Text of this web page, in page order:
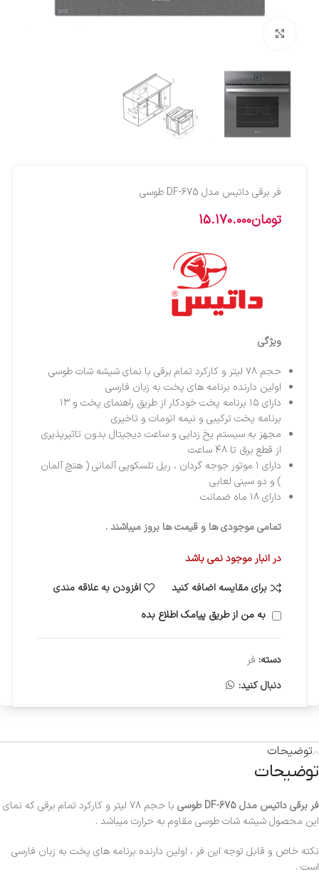
فر برقی داتیس مدل DF-675 طوسی
تومان15.170.000
ویژگی
حجم ۷۸ لیتر و کارکرد تمام برقی با نمای شیشه شات طوسی
اولین دارنده برنامه های پخت به زبان فارسی
دارای ۱۵ برنامه پخت خودکار از طریق راهنمای پخت و ۱۳
برنامه پخت ترکیبی و نیمه اتومات و تاخیری
مجهز به سیستم یخ زدایی و ساعت دیجیتال بدون تاثیرپذیری
از قطع برق تا ۴۸ ساعت
دارای ۱ موتور جوجه گردان ، ریل تلسکوپی آلمانی ( هتچ آلمان
) و دو سینی لعابی
دارای ۱۸ ماه ضمانت
تمامی موجودی ها و قیمت ها بروز میباشند .
در انبار موجود نمی باشد
برای مقایسه اضافه کنید
افزودن به علاقه مندی
به من از طریق پیامک اطلاع بده
دسته: فر
دنبال کنید:
توضیحات
توضیحات
فر برقی داتیس مدل DF-675 طوسی
با حجم 78 لیتر و کارکرد تمام برقی که نمای
این محصول شیشه شات طوسی مقاوم به حرارت میباشد .
نکته خاص و قابل توجه این فر ، اولین دارنده برنامه های پخت به زبان فارسی
است .